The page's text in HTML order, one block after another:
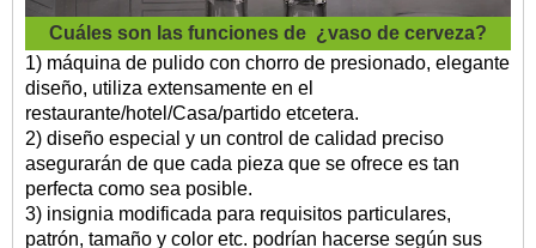
Cuáles son las funciones de ¿vaso de cerveza?
1) máquina de pulido con chorro de presionado, elegante
diseño, utiliza extensamente en el
restaurante/hotel/Casa/partido etcetera.
2) diseño especial y un control de calidad preciso
asegurarán de que cada pieza que se ofrece es tan
perfecta como sea posible.
3) insignia modificada para requisitos particulares,
patrón, tamaño y color etc. podrían hacerse según sus